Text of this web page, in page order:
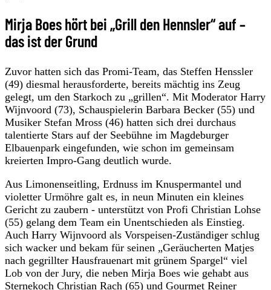
Mirja Boes hört bei „Grill den Hennsler“ auf –
das ist der Grund
Zuvor hatten sich das Promi-Team, das Steffen Henssler
(49) diesmal herausforderte, bereits mächtig ins Zeug
gelegt, um den Starkoch zu „grillen“. Mit Moderator Harry
Wijnvoord (73), Schauspielerin Barbara Becker (55) und
Musiker Stefan Mross (46) hatten sich drei durchaus
talentierte Stars auf der Seebühne im Magdeburger
Elbauenpark eingefunden, wie schon im gemeinsam
kreierten Impro-Gang deutlich wurde.
Aus Limonenseitling, Erdnuss im Knuspermantel und
violetter Urmöhre galt es, in neun Minuten ein kleines
Gericht zu zaubern - unterstützt von Profi Christian Lohse
(55) gelang dem Team ein Unentschieden als Einstieg.
Auch Harry Wijnvoord als Vorspeisen-Zuständiger schlug
sich wacker und bekam für seinen „Geräucherten Matjes
nach gegrillter Hausfrauenart mit grünem Spargel“ viel
Lob von der Jury, die neben Mirja Boes wie gehabt aus
Sternekoch Christian Rach (65) und Gourmet Reiner